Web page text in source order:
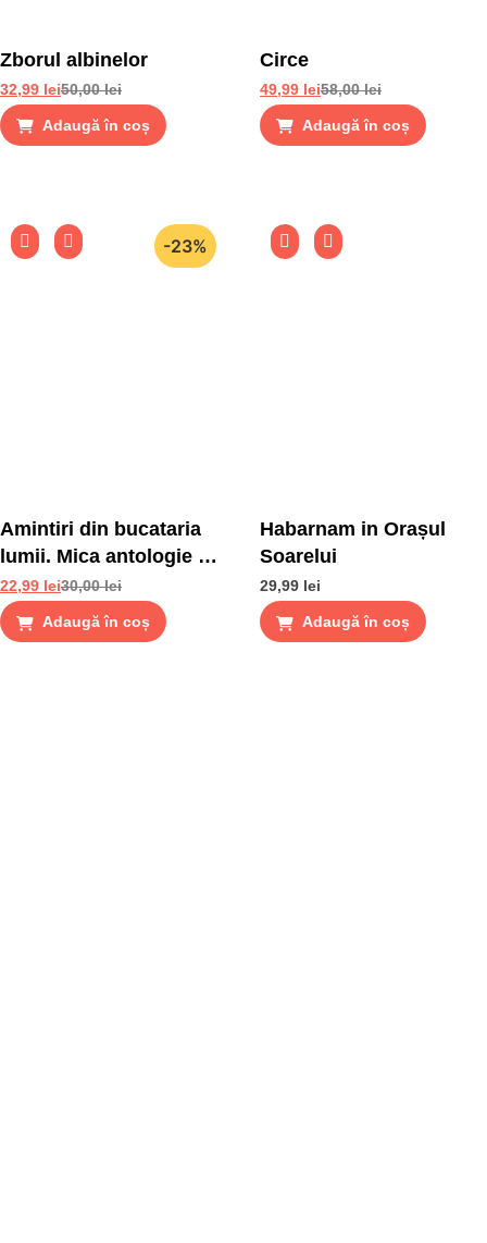
Zborul albinelor
50,00lei
32,99 lei
Adaugă în coș
Circe
58,00lei
49,99 lei
Adaugă în coș
-23%
Amintiri din bucataria
lumii. Mica antologie de
gusturi, stari si gustari
30,00lei
22,99 lei
Adaugă în coș
Habarnam in Orașul
Soarelui
29,99 lei
Adaugă în coș